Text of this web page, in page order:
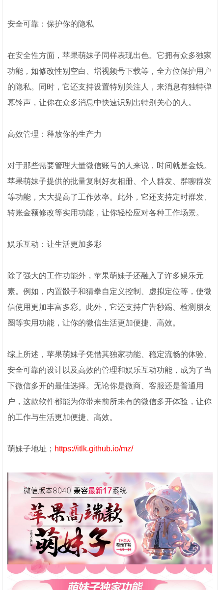
安全可靠：保护你的隐私
在安全性方面，苹果萌妹子同样表现出色。它拥有众多独家
功能，如修改性别空白、增视频号下载等，全方位保护用户
的隐私。同时，它还支持设置特别关注人，来消息有独特弹
幕铃声，让你在众多消息中快速识别出特别关心的人。
高效管理：释放你的生产力
对于那些需要管理大量微信账号的人来说，时间就是金钱。
苹果萌妹子提供的批量复制好友相册、个人群发、群聊群发
等功能，大大提高了工作效率。此外，它还支持定时群发、
转账金额修改等实用功能，让你轻松应对各种工作场景。
娱乐互动：让生活更加多彩
除了强大的工作功能外，苹果萌妹子还融入了许多娱乐元
素。例如，内置骰子和猜拳自定义控制、虚拟定位等，使微
信使用更加丰富多彩。此外，它还支持广告秒踢、检测朋友
圈等实用功能，让你的微信生活更加便捷、高效。
综上所述，苹果萌妹子凭借其独家功能、稳定流畅的体验、
安全可靠的设计以及高效的管理和娱乐互动功能，成为了当
下微信多开的最佳选择。无论你是微商、客服还是普通用
户，这款软件都能为你带来前所未有的微信多开体验，让你
的工作与生活更加便捷、高效。
萌妹子地址； https://itlk.github.io/mz/